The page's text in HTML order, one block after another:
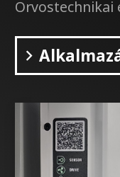
Orvostechnikai